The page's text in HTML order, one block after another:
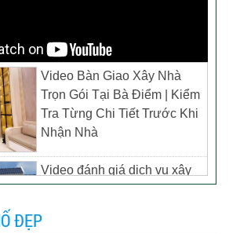
Video Bàn Giao Xây Nhà
Trọn Gói Tại Bà Điểm | Kiểm
Tra Từng Chi Tiết Trước Khi
Nhận Nhà
Video đánh giá dịch vụ xây
biệt thự tại TP Tân Uyên,
ĐẸP